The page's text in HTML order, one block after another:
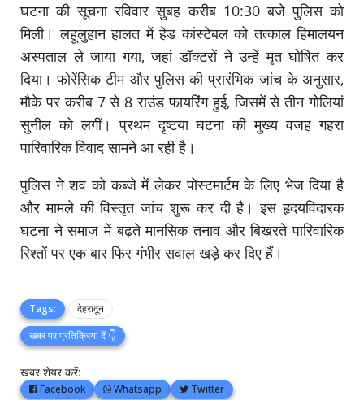
घटना की सूचना रविवार सुबह करीब 10:30 बजे पुलिस को
मिली। लहूलुहान हालत में हेड कांस्टेबल को तत्काल हिमालयन
अस्पताल ले जाया गया, जहां डॉक्टरों ने उन्हें मृत घोषित कर
दिया। फोरेंसिक टीम और पुलिस की प्रारंभिक जांच के अनुसार,
मौके पर करीब 7 से 8 राउंड फायरिंग हुई, जिसमें से तीन गोलियां
सुनील को लगीं। प्रथम दृष्टया घटना की मुख्य वजह गहरा
पारिवारिक विवाद सामने आ रही है।
पुलिस ने शव को कब्जे में लेकर पोस्टमार्टम के लिए भेज दिया है
और मामले की विस्तृत जांच शुरू कर दी है। इस हृदयविदारक
घटना ने समाज में बढ़ते मानसिक तनाव और बिखरते पारिवारिक
रिश्तों पर एक बार फिर गंभीर सवाल खड़े कर दिए हैं।
Tags:
देहरादून
खबर पर प्रतिक्रिया दें 👇
खबर शेयर करें:
Facebook Whatsapp Twitter